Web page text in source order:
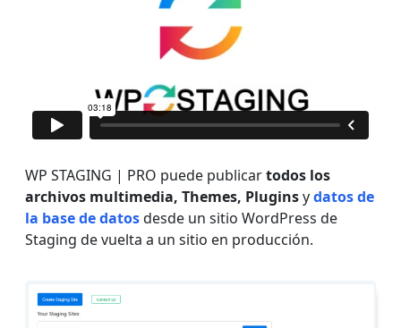
WP STAGING | PRO puede publicartodos los
archivos multimedia, Themes, Pluginsydatos de
la base de datosdesde un sitio WordPress de
Staging de vuelta a un sitio en producción.